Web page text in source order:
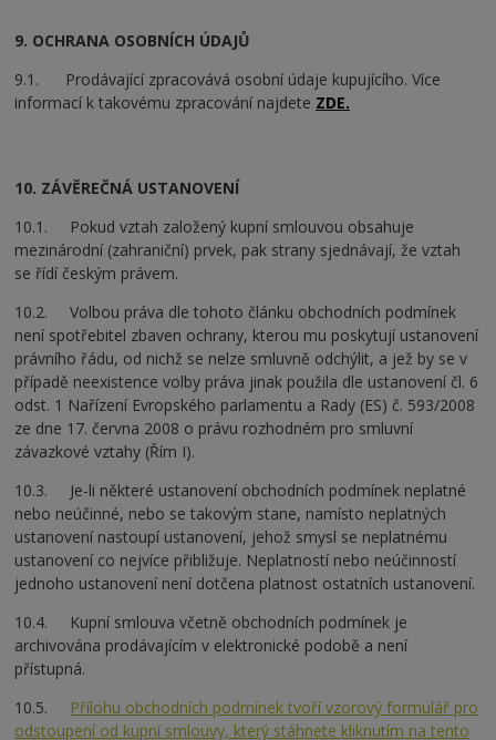
9. OCHRANA OSOBNÍCH ÚDAJŮ
9.1. Prodávající zpracovává osobní údaje kupujícího. Více
informací k takovému zpracování najdete ZDE.
10. ZÁVĚREČNÁ USTANOVENÍ
10.1. Pokud vztah založený kupní smlouvou obsahuje
mezinárodní (zahraniční) prvek, pak strany sjednávají, že vztah
se řídí českým právem.
10.2. Volbou práva dle tohoto článku obchodních podmínek
není spotřebitel zbaven ochrany, kterou mu poskytují ustanovení
právního řádu, od nichž se nelze smluvně odchýlit, a jež by se v
případě neexistence volby práva jinak použila dle ustanovení čl. 6
odst. 1 Nařízení Evropského parlamentu a Rady (ES) č. 593/2008
ze dne 17. června 2008 o právu rozhodném pro smluvní
závazkové vztahy (Řím I).
10.3. Je-li některé ustanovení obchodních podmínek neplatné
nebo neúčinné, nebo se takovým stane, namísto neplatných
ustanovení nastoupí ustanovení, jehož smysl se neplatnému
ustanovení co nejvíce přibližuje. Neplatností nebo neúčinností
jednoho ustanovení není dotčena platnost ostatních ustanovení.
10.4. Kupní smlouva včetně obchodních podmínek je
archivována prodávajícím v elektronické podobě a není
přístupná.
10.5. Přílohu obchodních podmínek tvoří vzorový formulář pro
odstoupení od kupní smlouvy, který stáhnete kliknutím na tento